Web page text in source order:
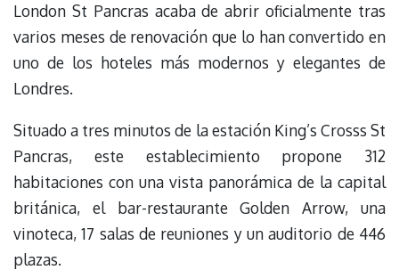
London St Pancras acaba de abrir oficialmente tras
varios meses de renovación que lo han convertido en
uno de los hoteles más modernos y elegantes de
Londres.
Situado a tres minutos de la estación King’s Crosss St
Pancras, este establecimiento propone 312
habitaciones con una vista panorámica de la capital
británica, el bar-restaurante Golden Arrow, una
vinoteca, 17 salas de reuniones y un auditorio de 446
plazas.